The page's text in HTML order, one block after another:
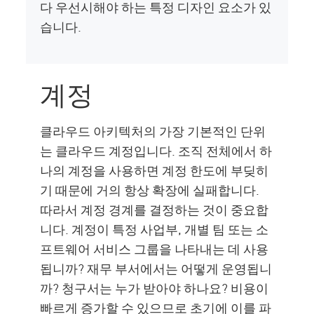
다 우선시해야 하는 특정 디자인 요소가 있
습니다.
계정
클라우드 아키텍처의 가장 기본적인 단위
는 클라우드 계정입니다. 조직 전체에서 하
나의 계정을 사용하면 계정 한도에 부딪히
기 때문에 거의 항상 확장에 실패합니다.
따라서 계정 경계를 결정하는 것이 중요합
니다. 계정이 특정 사업부, 개별 팀 또는 소
프트웨어 서비스 그룹을 나타내는 데 사용
됩니까? 재무 부서에서는 어떻게 운영됩니
까? 청구서는 누가 받아야 하나요? 비용이
빠르게 증가할 수 있으므로 초기에 이를 파